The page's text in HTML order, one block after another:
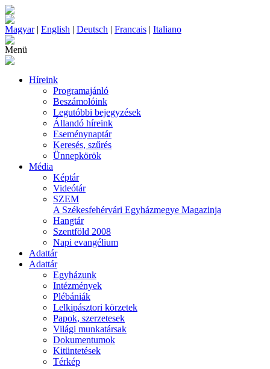
Magyar| English | Deutsch | Francais | Italiano
Menü
Híreink
Programajánló
Beszámolóink
Legutóbbi bejegyzések
Állandó híreink
Eseménynaptár
Keresés, szűrés
Ünnepkörök
Média
Képtár
Videótár
SZEM
A Székesfehérvári Egyházmegye Magazinja
Hangtár
Szentföld 2008
Napi evangélium
Adattár
Adattár
Egyházunk
Intézmények
Plébániák
Lelkipásztori körzetek
Papok, szerzetesek
Világi munkatársak
Dokumentumok
Kitüntetések
Térkép